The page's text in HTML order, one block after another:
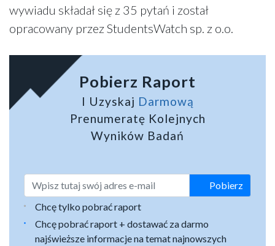
wywiadu składał się z 35 pytań i został
opracowany przez StudentsWatch sp. z o.o.
Pobierz Raport
I Uzyskaj Darmową
Prenumeratę Kolejnych
Wyników Badań
Pobierz
Chcę tylko pobrać raport
Chcę pobrać raport + dostawać za darmo
najświeższe informacje na temat najnowszych